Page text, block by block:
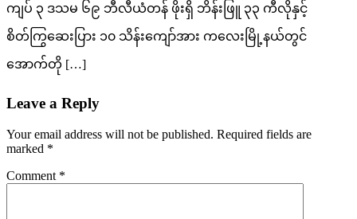
ကျပ် ၃ ဒသမ ၆၉ ဘီလီယံတန် ဖိုးရှိ ဘိန်းဖြူ ၃၃ ကီလိုနှင့်
စိတ်ကြွဆေးပြား ၁၀ သိန်းကျော်အား ကလေးမြို့နယ်တွင်
အောက်တို […]
Leave a Reply
Your email address will not be published. Required fields are
marked *
Comment *